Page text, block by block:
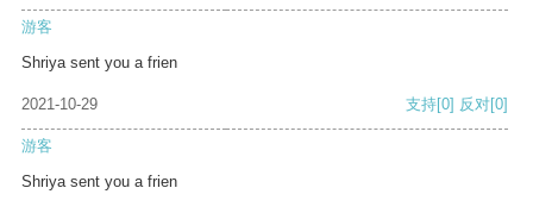
游客
Shriya sent you a frien
2021-10-29 支持[0] 反对[0]
游客
Shriya sent you a frien